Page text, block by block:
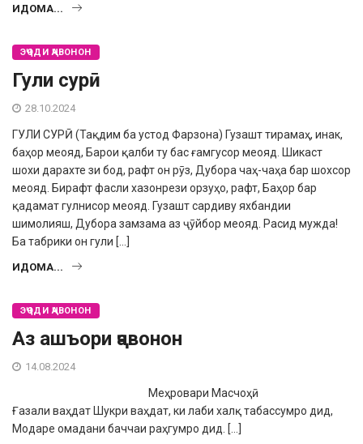
ИДОМА...
ЭҶОДИ ҶАВОНОН
Гули сурӣ
28.10.2024
ГУЛИ СУРӢ (Тақдим ба устод Фарзона) Гузашт тирамаҳ, инак,
баҳор меояд, Барои қалби ту бас ғамгусор меояд. Шикаст
шохи дарахте зи бод, рафт он рӯз, Дубора чаҳ-чаҳа бар шохсор
меояд. Бирафт фасли хазонрези орзуҳо, рафт, Баҳор бар
қадамат гулнисор меояд. Гузашт сардиву яхбандии
шимолияш, Дубора замзама аз ҷӯйбор меояд. Расид мужда!
Ба табрики он гули […]
ИДОМА...
ЭҶОДИ ҶАВОНОН
Аз ашъори ҷавонон
14.08.2024
Меҳровари Масчоҳӣ
Ғазали ваҳдат Шукри ваҳдат, ки лаби халқ табассумро дид,
Модаре омадани баччаи раҳгумро дид. […]